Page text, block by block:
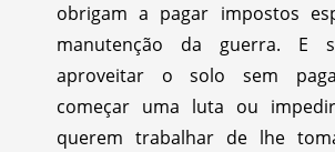
obrigam a pagar impostos
manutenção da guerra. E
aproveitar o solo sem
começar uma luta ou
querem trabalhar de lhe